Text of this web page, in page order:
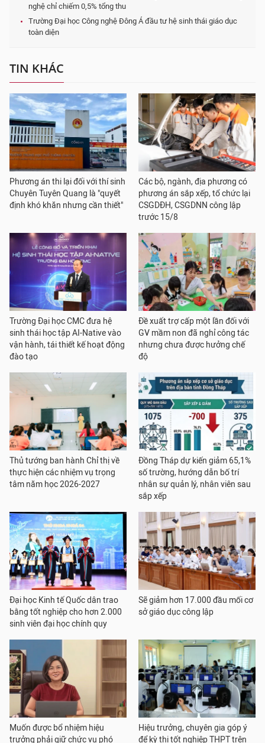
nghệ chỉ chiếm 0,5% tổng thu
Trường Đại học Công nghệ Đông Á đầu tư hệ sinh thái giáo dục
toàn diện
TIN KHÁC
Phương án thi lại đối với thí sinh
Chuyên Tuyên Quang là "quyết
định khó khăn nhưng cần thiết"
Các bộ, ngành, địa phương có
phương án sắp xếp, tổ chức lại
CSGDĐH, CSGDNN công lập
trước 15/8
Trường Đại học CMC đưa hệ
sinh thái học tập AI-Native vào
vận hành, tái thiết kế hoạt động
đào tạo
Đề xuất trợ cấp một lần đối với
GV mầm non đã nghỉ công tác
nhưng chưa được hưởng chế
độ
Thủ tướng ban hành Chỉ thị về
thực hiện các nhiệm vụ trọng
tâm năm học 2026-2027
Đồng Tháp dự kiến giảm 65,1%
số trường, hướng dẫn bố trí
nhân sự quản lý, nhân viên sau
sắp xếp
Đại học Kinh tế Quốc dân trao
bằng tốt nghiệp cho hơn 2.000
sinh viên đại học chính quy
Sẽ giảm hơn 17.000 đầu mối cơ
sở giáo dục công lập
Muốn được bổ nhiệm hiệu
trưởng phải giữ chức vụ phó
Hiệu trưởng, chuyên gia góp ý
để kỳ thi tốt nghiệp THPT trên